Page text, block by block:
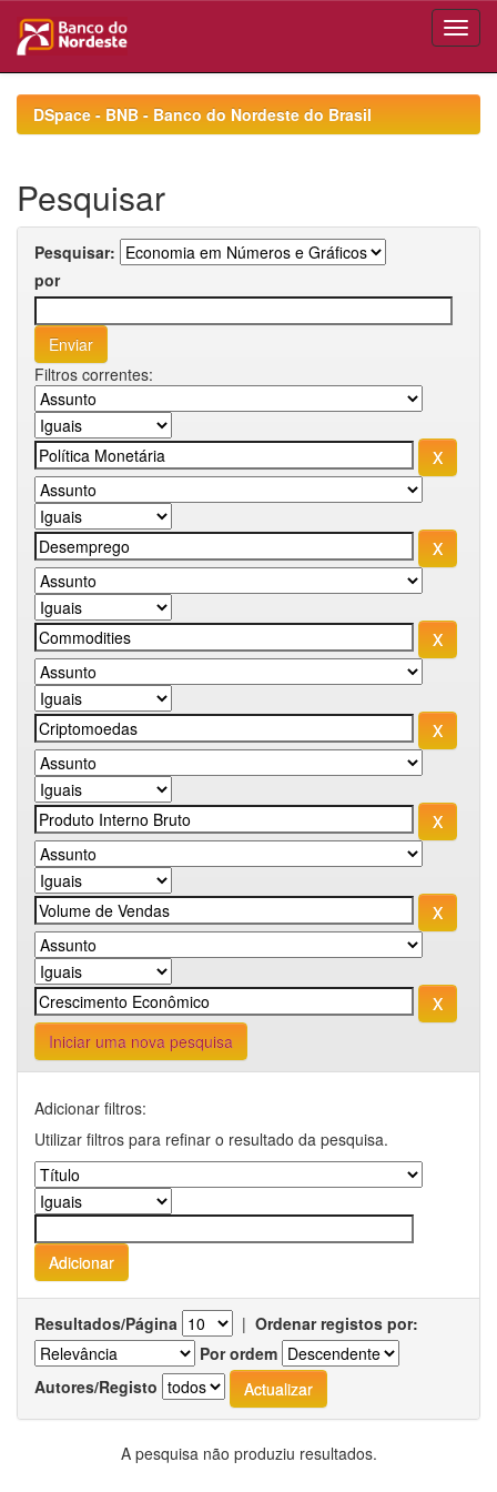
navigationDSpace - BNB - Banco do Nordeste do Brasil
Pesquisar
Pesquisar:
por
Filtros correntes:
Iniciar uma nova pesquisa
Adicionar filtros:
Utilizar filtros para refinar o resultado da pesquisa.
Resultados/Página | Ordenar registos por:
Por ordem
Autores/Registo
A pesquisa não produziu resultados.